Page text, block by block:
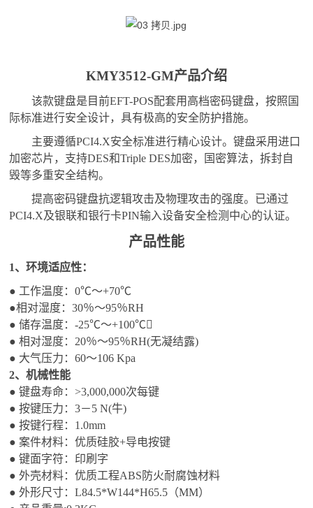
KMY3512-GM产品介绍
该款键盘是目前EFT-POS配套用高档密码键盘，按照国
际标准进行安全设计，具有极高的安全防护措施。
主要遵循PCI4.X安全标准进行精心设计。键盘采用进口
加密芯片，支持DES和Triple DES加密，国密算法，拆封自
毁等多重安全结构。
提高密码键盘抗逻辑攻击及物理攻击的强度。已通过
PCI4.X及银联和银行卡PIN输入设备安全检测中心的认证。
产品性能
1、环境适应性：
● 工作温度：0℃～+70℃
●相对湿度：30％～95％RH
● 储存温度：-25℃～+100℃
● 相对湿度：20％～95％RH(无凝结露)
● 大气压力：60～106 Kpa
2、机械性能
● 键盘寿命：>3,000,000次每键
● 按键压力：3－5 N(牛)
● 按键行程：1.0mm
● 案件材料：优质硅胶+导电按键
● 键面字符：印刷字
● 外壳材料：优质工程ABS防火耐腐蚀材料
● 外形尺寸：L84.5*W144*H65.5（MM）